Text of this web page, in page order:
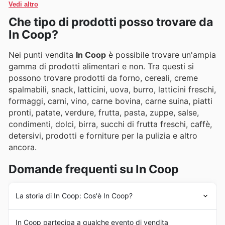
online per rimanere sempre aggiornati sulle novità e
sulle promozioni a tempo limitato.
Vedi altro
Che tipo di prodotti posso trovare da
In Coop?
Nei punti vendita In Coop è possibile trovare un'ampia
gamma di prodotti alimentari e non. Tra questi si
possono trovare prodotti da forno, cereali, creme
spalmabili, snack, latticini, uova, burro, latticini freschi,
formaggi, carni, vino, carne bovina, carne suina, piatti
pronti, patate, verdure, frutta, pasta, zuppe, salse,
condimenti, dolci, birra, succhi di frutta freschi, caffè,
detersivi, prodotti e forniture per la pulizia e altro
ancora.
Domande frequenti su In Coop
La storia di In Coop: Cos'è In Coop?
In Coop partecipa a qualche evento di vendita